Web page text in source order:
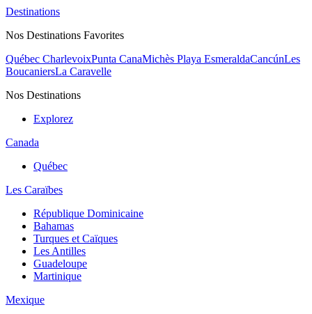
Destinations
Nos Destinations Favorites
Québec CharlevoixPunta CanaMichès Playa EsmeraldaCancúnLes
BoucaniersLa Caravelle
Nos Destinations
Explorez
Canada
Québec
Les Caraïbes
République Dominicaine
Bahamas
Turques et Caïques
Les Antilles
Guadeloupe
Martinique
Mexique